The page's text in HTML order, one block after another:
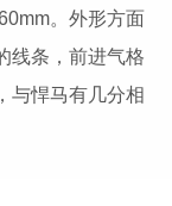
。外形方面
线条，前进气格
与悍马有几分相